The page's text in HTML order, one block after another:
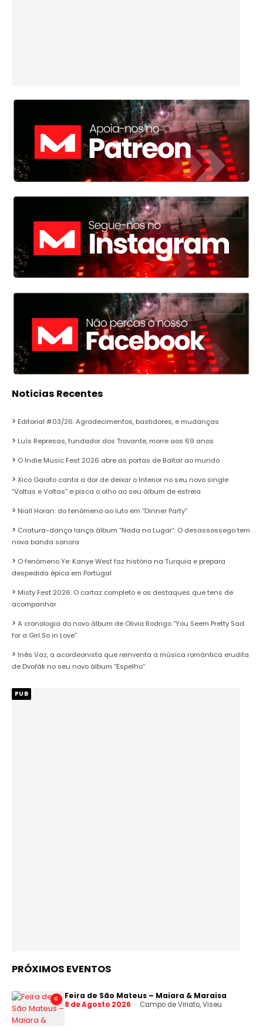
Noticias Recentes
Editorial #03/26: Agradecimentos, bastidores, e mudanças
Luís Represas, fundador dos Trovante, morre aos 69 anos
O Indie Music Fest 2026 abre as portas de Baltar ao mundo
Xico Gaiato canta a dor de deixar o Interior no seu novo single
“Voltas e Voltas” e pisca o olho ao seu álbum de estreia
Niall Horan: do fenómeno ao luto em “Dinner Party”
Criatura-dança lança álbum “Nada no Lugar”: O desassossego tem
nova banda sonora
O fenómeno Ye: Kanye West faz história na Turquia e prepara
despedida épica em Portugal
Misty Fest 2026: O cartaz completo e os destaques que tens de
acompanhar
A cronologia do novo álbum de Olivia Rodrigo “You Seem Pretty Sad
for a Girl So in Love”
Inês Vaz, a acordeonista que reinventa a música romântica erudita
de Dvořák no seu novo álbum “Espelho”
PUB
PRÓXIMOS EVENTOS
C Feira de São Mateus – Maiara & Maraisa
8 de Agosto 2026 Campo de Viriato, Viseu